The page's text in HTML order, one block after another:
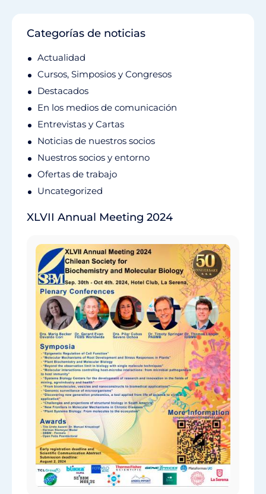
Categorías de noticias
Actualidad
Cursos, Simposios y Congresos
Destacados
En los medios de comunicación
Entrevistas y Cartas
Noticias de nuestros socios
Nuestros socios y entorno
Ofertas de trabajo
Uncategorized
XLVII Annual Meeting 2024